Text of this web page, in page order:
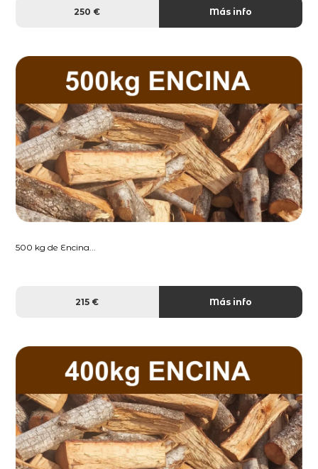
250 € Más info
500 kg de Encina...
215 € Más info